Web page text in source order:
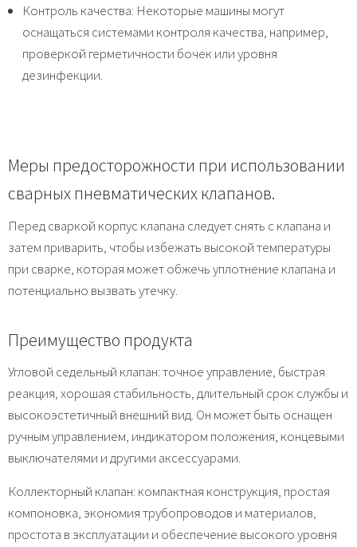
Контроль качества: Некоторые машины могут
оснащаться системами контроля качества, например,
проверкой герметичности бочек или уровня
дезинфекции.
Меры предосторожности при использовании
сварных пневматических клапанов.
Перед сваркой корпус клапана следует снять с клапана и
затем приварить, чтобы избежать высокой температуры
при сварке, которая может обжечь уплотнение клапана и
потенциально вызвать утечку.
Преимущество продукта
Угловой седельный клапан: точное управление, быстрая
реакция, хорошая стабильность, длительный срок службы и
высокоэстетичный внешний вид. Он может быть оснащен
ручным управлением, индикатором положения, концевыми
выключателями и другими аксессуарами.
Коллекторный клапан: компактная конструкция, простая
компоновка, экономия трубопроводов и материалов,
простота в эксплуатации и обеспечение высокого уровня